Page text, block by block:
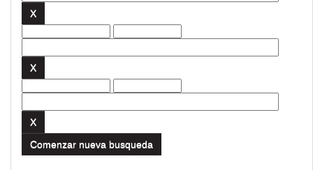
Comenzar nueva busqueda